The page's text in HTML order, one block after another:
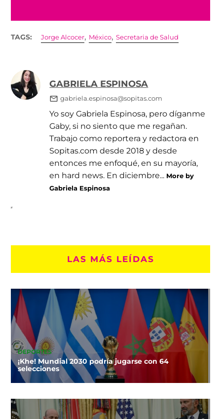
TAGS: Jorge Alcocer, México,Secretaria de Salud
GABRIELA ESPINOSA
gabriela.espinosa@sopitas.com
Yo soy Gabriela Espinosa, pero díganme
Gaby, si no siento que me regañan.
Trabajo como reportera y redactora en
Sopitas.com desde 2018 y desde
entonces me enfoqué, en su mayoría,
en hard news. En diciembre... More by
Gabriela Espinosa
LAS MÁS LEÍDAS
DEPORTES
¡Khe! Mundial 2030 podría jugarse con 64
selecciones